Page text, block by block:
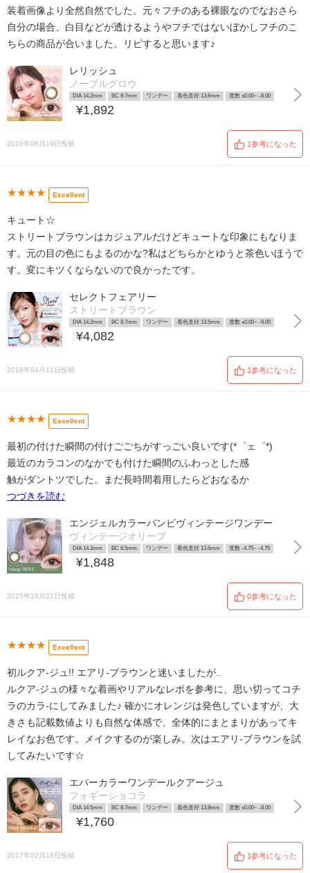
装着画像より全然自然でした。元々フチのある裸眼なのでなおさら
自分の場合、白目などが透けるようやフチではないぼかしフチのこ
ちらの商品が合いました。リピすると思います♪
レリッシュ
ノーブルグロウ
DIA 14.2mm BC 8.7mm ワンデー 着色直径 13.6mm 度数 ±0.00~ -8.00
¥1,892
2016年06月19日投稿 1参考になった
★★★★ Excellent
キュート☆
ストリートブラウンはカジュアルだけどキュートな印象にもなりま
す。元の目の色にもよるのかな?私はどちらかとゆうと茶色いほうで
す。変にキツくならないので良かったです。
セレクトフェアリー
ストリートブラウン
DIA 14.2mm BC 8.7mm ワンデー 着色直径 13.5mm 度数 ±0.00~ -9.00
¥4,082
2016年04月11日投稿 1参考になった
★★★★ Excellent
最初の付けた瞬間の付けごごちがすっごい良いです(*゜ェ゜*)
最近のカラコンのなかでも付けた瞬間のふわっとした感
触がダントツでした。まだ長時間着用したらどおなるか
つづきを読む
エンジェルカラーバンビヴィンテージワンデー
ヴィンテージオリーブ
DIA 14.2mm BC 8.5mm ワンデー 着色直径 13.6mm 度数 -4.75~ -4.75
¥1,848
2015年10月21日投稿 0参考になった
★★★★ Excellent
初ルクア-ジュ!! エアリ-ブラウンと迷いましたが..
ルクア-ジュの様々な着画やリアルなレポを参考に、思い切ってコチ
ラのカラ-にしてみました♪ 確かにオレンジは発色していますが、大
きさも記載数値よりも自然な体感で、全体的にまとまりがあってキ
レイなお色です。メイクするのが楽しみ。次はエアリ-ブラウンを試
してみたいです☆
エバーカラーワンデールクアージュ
フォギーショコラ
DIA 14.5mm BC 8.7mm ワンデー 着色直径 13.8mm 度数 ±0.00~ -8.00
¥1,760
2017年02月16日投稿 1参考になった